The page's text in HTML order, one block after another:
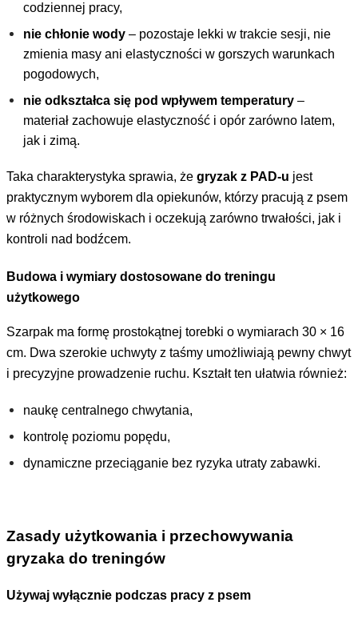
codziennej pracy,
nie chłonie wody– pozostaje lekki w trakcie sesji, nie
zmienia masy ani elastyczności w gorszych warunkach
pogodowych,
nie odkształca się pod wpływem temperatury–
materiał zachowuje elastyczność i opór zarówno latem,
jak i zimą.
Taka charakterystyka sprawia, że gryzak z PAD-u jest
praktycznym wyborem dla opiekunów, którzy pracują z psem
w różnych środowiskach i oczekują zarówno trwałości, jak i
kontroli nad bodźcem.
Budowa i wymiary dostosowane do treningu
użytkowego
Szarpak ma formę prostokątnej torebki o wymiarach 30 × 16
cm. Dwa szerokie uchwyty z taśmy umożliwiają pewny chwyt
i precyzyjne prowadzenie ruchu. Kształt ten ułatwia również:
naukę centralnego chwytania,
kontrolę poziomu popędu,
dynamiczne przeciąganie bez ryzyka utraty zabawki.
Zasady użytkowania i przechowywania
gryzaka do treningów
Używaj wyłącznie podczas pracy z psem